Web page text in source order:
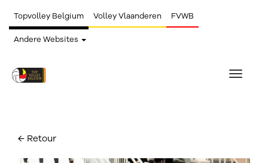
Topvolley Belgium Volley Vlaanderen FVWB
Andere Websites
Toggle
← Retour